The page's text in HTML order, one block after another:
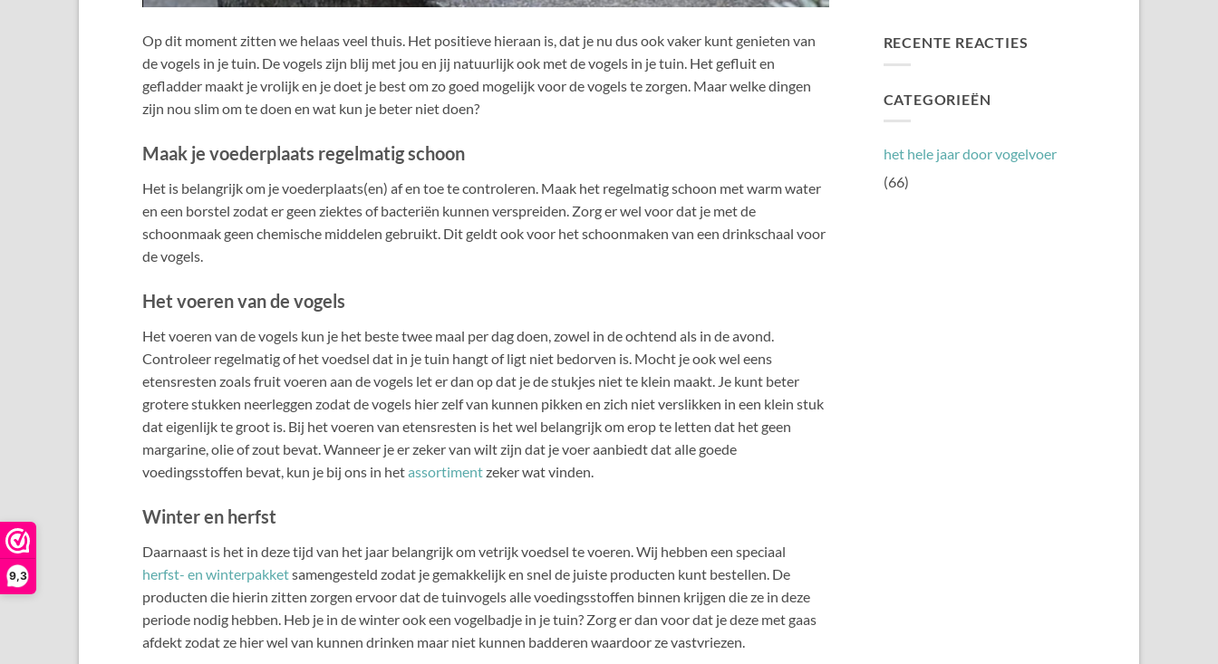
9,3
Op dit moment zitten we helaas veel thuis. Het positieve hieraan is, dat je nu dus ook vaker kunt genieten van
de vogels in je tuin. De vogels zijn blij met jou en jij natuurlijk ook met de vogels in je tuin. Het gefluit en
gefladder maakt je vrolijk en je doet je best om zo goed mogelijk voor de vogels te zorgen. Maar welke dingen
zijn nou slim om te doen en wat kun je beter niet doen?
Maak je voederplaats regelmatig schoon
Het is belangrijk om je voederplaats(en) af en toe te controleren. Maak het regelmatig schoon met warm water
en een borstel zodat er geen ziektes of bacteriën kunnen verspreiden. Zorg er wel voor dat je met de
schoonmaak geen chemische middelen gebruikt. Dit geldt ook voor het schoonmaken van een drinkschaal voor
de vogels.
Het voeren van de vogels
Het voeren van de vogels kun je het beste twee maal per dag doen, zowel in de ochtend als in de avond.
Controleer regelmatig of het voedsel dat in je tuin hangt of ligt niet bedorven is. Mocht je ook wel eens
etensresten zoals fruit voeren aan de vogels let er dan op dat je de stukjes niet te klein maakt. Je kunt beter
grotere stukken neerleggen zodat de vogels hier zelf van kunnen pikken en zich niet verslikken in een klein stuk
dat eigenlijk te groot is. Bij het voeren van etensresten is het wel belangrijk om erop te letten dat het geen
margarine, olie of zout bevat. Wanneer je er zeker van wilt zijn dat je voer aanbiedt dat alle goede
voedingsstoffen bevat, kun je bij ons in hetassortimentzeker wat vinden.
Winter en herfst
Daarnaast is het in deze tijd van het jaar belangrijk om vetrijk voedsel te voeren. Wij hebben een speciaal
herfst- en winterpakketsamengesteld zodat je gemakkelijk en snel de juiste producten kunt bestellen. De
producten die hierin zitten zorgen ervoor dat de tuinvogels alle voedingsstoffen binnen krijgen die ze in deze
periode nodig hebben. Heb je in de winter ook een vogelbadje in je tuin? Zorg er dan voor dat je deze met gaas
afdekt zodat ze hier wel van kunnen drinken maar niet kunnen badderen waardoor ze vastvriezen.
tuin?
Kleine
vogels
RECENTE REACTIES
CATEGORIEËN
het hele jaar door vogelvoer
(66)